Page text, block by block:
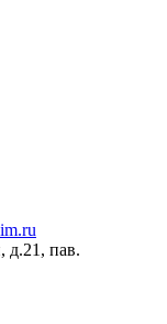
д.21, пав.